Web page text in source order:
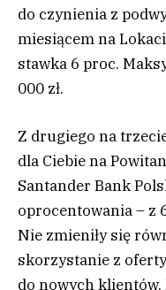
do czynienia z
miesiącem na
stawka 6 proc.
000 zł.
Z drugiego na
dla Ciebie na
Santander Bank
oprocentowania – z
Nie zmieniły się
skorzystanie z
do nowych